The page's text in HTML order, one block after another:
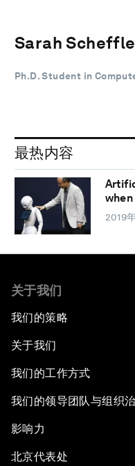
Sarah
Ph.D. Student in
最热内容
2019
关于我们
我们的策略
关于我们
我们的工作方式
我们的领导团队与组织
影响力
北京代表处